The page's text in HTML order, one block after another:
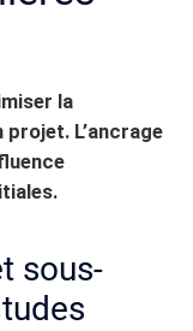
la
L’ancrage
sous-